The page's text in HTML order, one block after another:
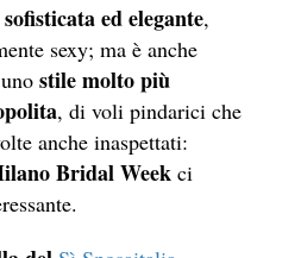
sofisticata ed elegante,
sexy; ma è anche
stile molto più
, di voli pindarici che
anche inaspettati:
Bridal Week ci